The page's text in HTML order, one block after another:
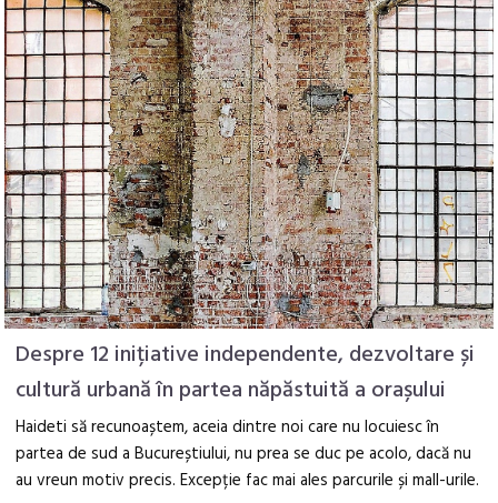
Despre 12 inițiative independente, dezvoltare și
cultură urbană în partea năpăstuită a orașului
Haideti să recunoaștem, aceia dintre noi care nu locuiesc în
partea de sud a Bucureștiului, nu prea se duc pe acolo, dacă nu
au vreun motiv precis. Excepție fac mai ales parcurile și mall-urile.